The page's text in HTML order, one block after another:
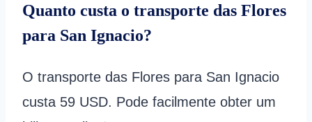
Quanto custa o transporte das Flores
para San Ignacio?
O transporte das Flores para San Ignacio
custa 59 USD. Pode facilmente obter um